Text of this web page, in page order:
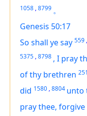
1058 ,8799 。
Genesis 50:17
So shall ye say 559 ,
5375 ,8798 , I pray
of thy brethren 251
did 1580 ,8804 unto
pray thee, forgive